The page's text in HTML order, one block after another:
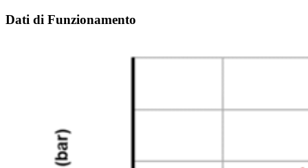
Dati di Funzionamento